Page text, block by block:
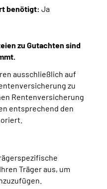
benötigt: Ja
zu Gutachten sind
ausschließlich auf
zu
Rentenversicherung
entsprechend den
Träger aus, um